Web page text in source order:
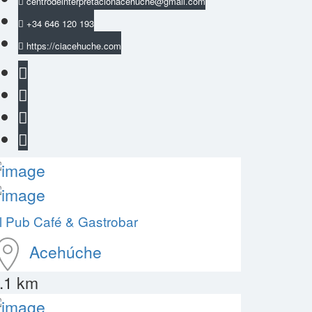
+34 646 120 193
https://ciacehuche.com
Pub Café & Gastrobar
Acehúche
km